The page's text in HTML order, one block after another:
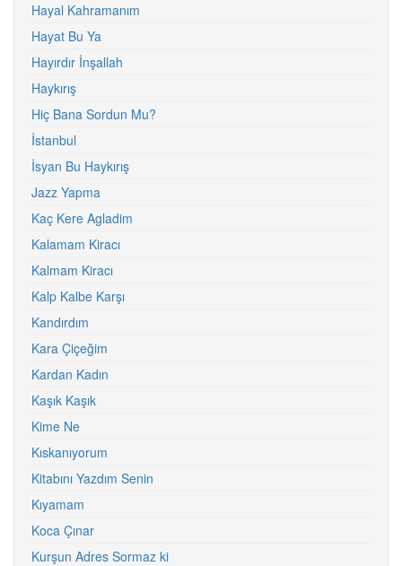
Hayal Kahramanım
Hayat Bu Ya
Hayırdır İnşallah
Haykırış
Hiç Bana Sordun Mu?
İstanbul
İsyan Bu Haykırış
Jazz Yapma
Kaç Kere Agladim
Kalamam Kiracı
Kalmam Kiracı
Kalp Kalbe Karşı
Kandırdım
Kara Çiçeğim
Kardan Kadın
Kaşık Kaşık
Kime Ne
Kıskanıyorum
Kitabını Yazdım Senin
Kıyamam
Koca Çınar
Kurşun Adres Sormaz ki